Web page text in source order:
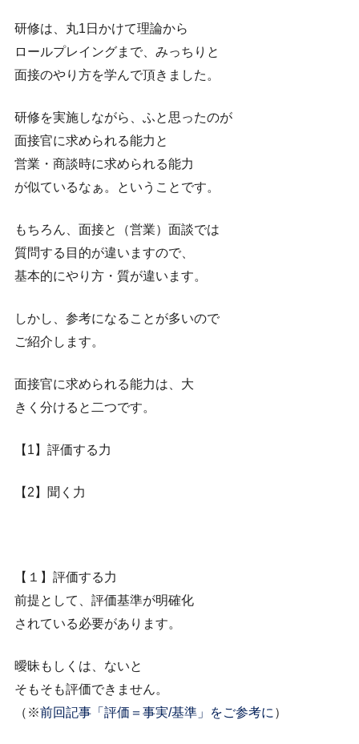
研修は、丸1日かけて理論から
ロールプレイングまで、みっちりと
面接のやり方を学んで頂きました。
研修を実施しながら、ふと思ったのが
面接官に求められる能力と
営業・商談時に求められる能力
が似ているなぁ。ということです。
もちろん、面接と（営業）面談では
質問する目的が違いますので、
基本的にやり方・質が違います。
しかし、参考になることが多いので
ご紹介します。
面接官に求められる能力は、大
きく分けると二つです。
【1】評価する力
【2】聞く力
【１】評価する力
前提として、評価基準が明確化
されている必要があります。
曖昧もしくは、ないと
そもそも評価できません。
（※前回記事「評価＝事実/基準」をご参考に ）